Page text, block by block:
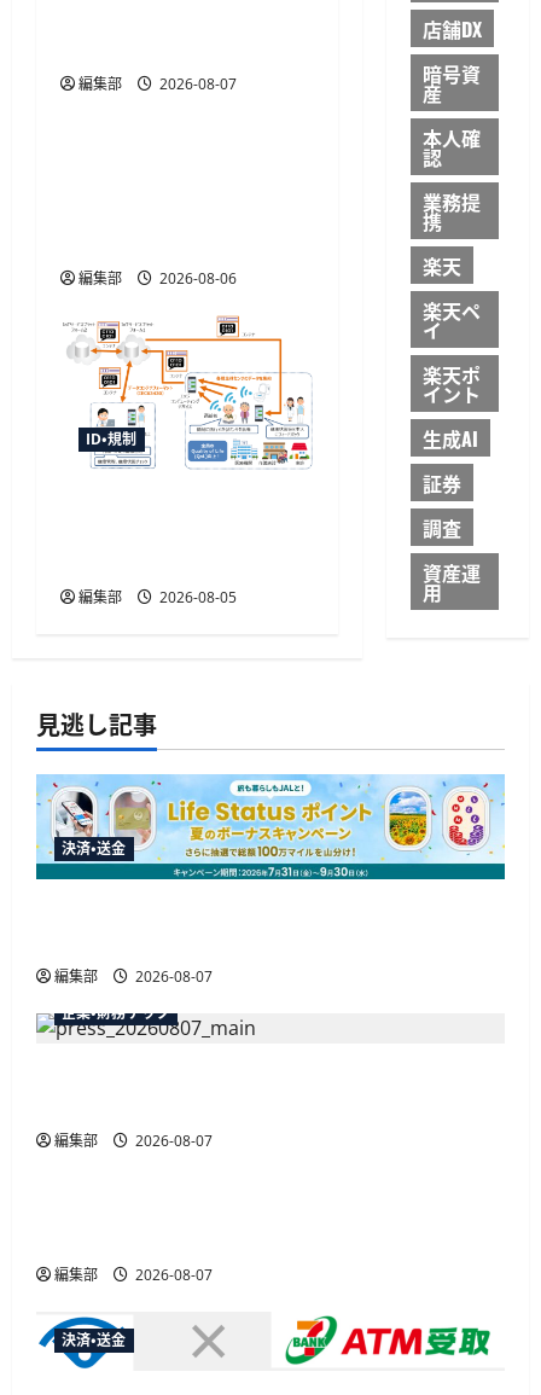
編集部 2026-08-07
ID・規制
編集部 2026-08-06
ID・規制
編集部 2026-08-05
店舗DX
暗号資
産
本人確
認
業務提
携
楽天
楽天ペ
イ
楽天ポ
イント
生成AI
証券
調査
資産運
用
見逃し記事
決済・送金
編集部
2026-08-07
企業・財務テック
編集部 2026-08-07
広告
編集部 2026-08-07
決済・送金